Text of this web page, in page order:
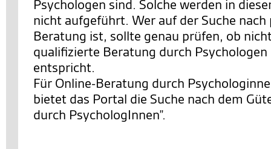
Psychologen sind. Solche werden in
nicht aufgeführt. Wer auf der Suche
Beratung ist, sollte genau prüfen, ob
qualifizierte Beratung durch
entspricht.
Für Online-Beratung durch
bietet das Portal die Suche nach dem
durch PsychologInnen”.